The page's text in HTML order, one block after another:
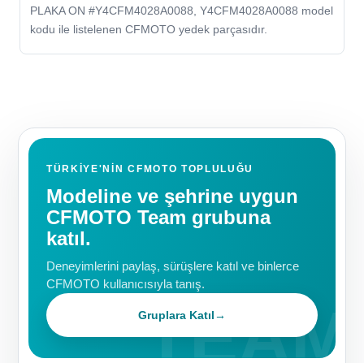
PLAKA ON #Y4CFM4028A0088, Y4CFM4028A0088 model
kodu ile listelenen CFMOTO yedek parçasıdır.
TÜRKIYE'NIN CFMOTO TOPLULUĞU
Modeline ve şehrine uygun
CFMOTO Team grubuna
katıl.
Deneyimlerini paylaş, sürüşlere katıl ve binlerce
CFMOTO kullanıcısıyla tanış.
Gruplara Katıl→